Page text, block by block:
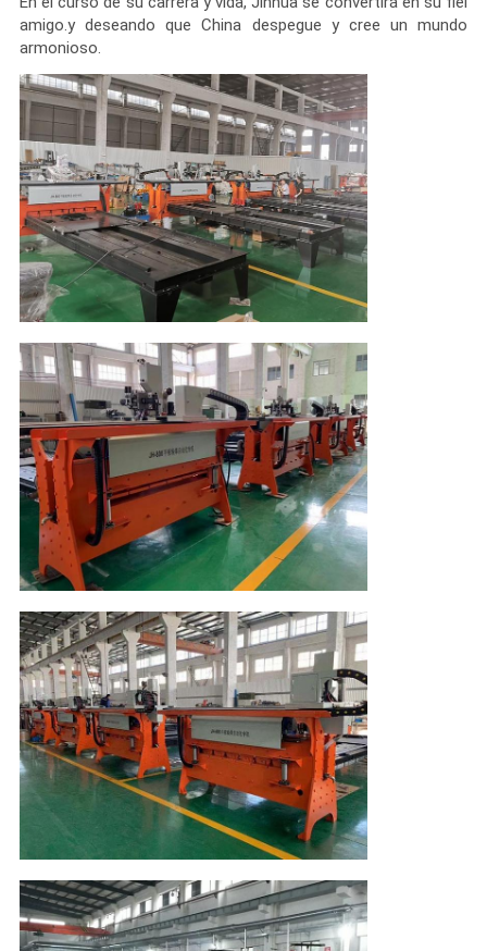
CON
PIDA
UNA
CITA
NOTICIAS
amigo.y deseando que China despegue y cree un mundo
armonioso.